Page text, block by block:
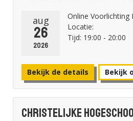
aug
26
2026
Online Voorlichting
Locatie:
Tijd: 19:00 - 20:00
Bekijk de details Bekijk
Christelijke